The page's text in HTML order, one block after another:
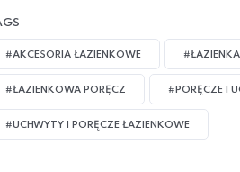
#AKCESORIA ŁAZIENKOWE #ŁAZIENKA
#ŁAZIENKOWA PORĘCZ #PORĘCZE I
#UCHWYTY I PORĘCZE ŁAZIENKOWE